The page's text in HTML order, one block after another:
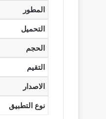
المطور
التحميل
الحجم
التقيم
الاصدار
نوع التطبيق